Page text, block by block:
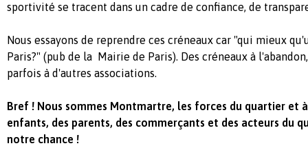
sportivité se tracent dans un cadre de confiance, de
Nous essayons de reprendre ces créneaux car "qui mieux
Paris?" (pub de la Mairie de Paris). Des créneaux à
parfois à d'autres associations.
Bref ! Nous sommes Montmartre, les forces du quartier et
enfants, des parents, des commerçants et des acteurs du
notre chance !